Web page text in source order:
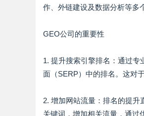
作、外链建设及数据分析等多
GEO公司的重要性
1. 提升搜索引擎排名：通过
面（SERP）中的排名。这对
2. 增加网站流量：排名的提
关键词，增加相关流量，通过